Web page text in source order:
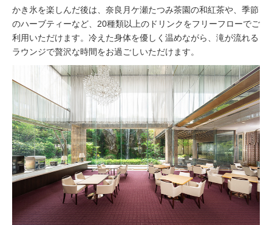
かき氷を楽しんだ後は、奈良月ケ瀬たつみ茶園の和紅茶や、季節
のハーブティーなど、20種類以上のドリンクをフリーフローでご
利用いただけます。冷えた身体を優しく温めながら、滝が流れる
ラウンジで贅沢な時間をお過ごしいただけます。